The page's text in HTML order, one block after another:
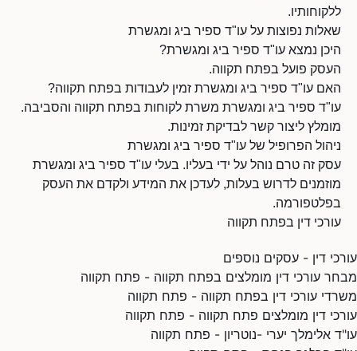
ללקוחותיו.
שאלות נפוצות על עו"ד ספיר ביג ומגשרת
היכן נמצא עו"ד ספיר ביג ומגשרת?
העסק פועל בפתח תקווה.
האם עו"ד ספיר ביג ומגשרת זמין לעבודות בפתח תקווה?
עו"ד ספיר ביג ומגשרת משרת לקוחות בפתח תקווה והסביבה.
מומלץ ליצור קשר לבדיקת זמינות.
ניהול הפרופיל של עו"ד ספיר ביג ומגשרת
עסק זה טרם נוהל על ידי בעליו. בעלי עו"ד ספיר ביג ומגשרת
מוזמנים לדרוש בעלות, לעדכן את המידע ולקדם את העסק
בפלטפורמה.
עורכי דין בפתח תקווה
עורכי דין - עסקים נוספים
מבחר עורכי דין מומלצים בפתח תקווה - פתח תקווה
משרדי עורכי דין בפתח תקווה - פתח תקווה
עורכי דין מומלצים פתח תקווה - פתח תקווה
עו"ד אלימלך יערי -נוטריון - פתח תקווה